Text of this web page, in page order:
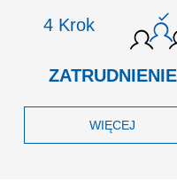
Krok
ZATRUDNIENIE
WIĘCEJ